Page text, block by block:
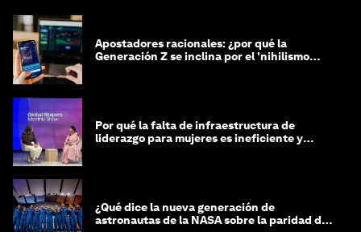
Apostadores racionales: ¿por qué la
Generación Z se inclina por el 'nihilismo
Por qué la falta de infraestructura de
liderazgo para mujeres es ineficiente y
¿Qué dice la nueva generación de
astronautas de la NASA sobre la paridad de